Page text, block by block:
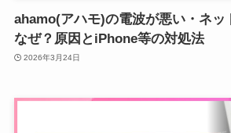
ahamo(アハモ)の電波が悪い・ネッ
なぜ？原因とiPhone等の対処法
2026年3月24日